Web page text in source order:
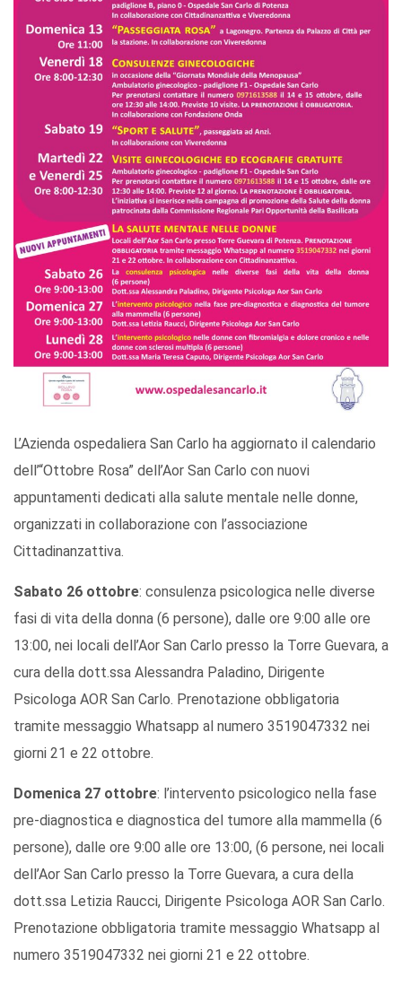
L’Azienda ospedaliera San Carlo ha aggiornato il calendario
dell’“Ottobre Rosa” dell’Aor San Carlo con nuovi
appuntamenti dedicati alla salute mentale nelle donne,
organizzati in collaborazione con l’associazione
Cittadinanzattiva.
Sabato 26 ottobre: consulenza psicologica nelle diverse
fasi di vita della donna (6 persone), dalle ore 9:00 alle ore
13:00, nei locali dell’Aor San Carlo presso la Torre Guevara, a
cura della dott.ssa Alessandra Paladino, Dirigente
Psicologa AOR San Carlo. Prenotazione obbligatoria
tramite messaggio Whatsapp al numero 3519047332 nei
giorni 21 e 22 ottobre.
Domenica 27 ottobre: l’intervento psicologico nella fase
pre-diagnostica e diagnostica del tumore alla mammella (6
persone), dalle ore 9:00 alle ore 13:00, (6 persone, nei locali
dell’Aor San Carlo presso la Torre Guevara, a cura della
dott.ssa Letizia Raucci, Dirigente Psicologa AOR San Carlo.
Prenotazione obbligatoria tramite messaggio Whatsapp al
numero 3519047332 nei giorni 21 e 22 ottobre.